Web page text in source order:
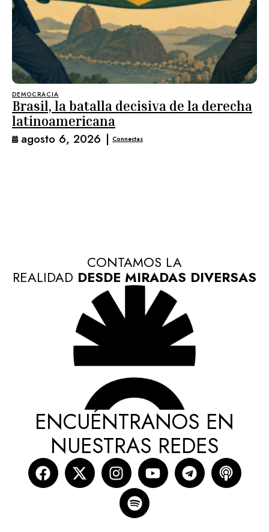
DEMOCRACIA
Brasil, la batalla decisiva de la derecha
latinoamericana
agosto 6, 2026 | Connectas
CONTAMOS LA
REALIDAD DESDE MIRADAS DIVERSAS
ENCUÉNTRANOS EN
NUESTRAS REDES